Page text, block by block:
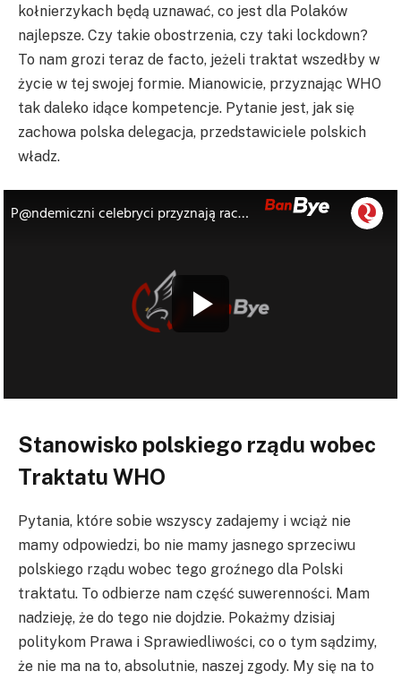
kołnierzykach będą uznawać, co jest dla Polaków
najlepsze. Czy takie obostrzenia, czy taki lockdown?
To nam grozi teraz de facto, jeżeli traktat wszedłby w
życie w tej swojej formie. Mianowicie, przyznając WHO
tak daleko idące kompetencje. Pytanie jest, jak się
zachowa polska delegacja, przedstawiciele polskich
władz.
Stanowisko polskiego rządu wobec
Traktatu WHO
Pytania, które sobie wszyscy zadajemy i wciąż nie
mamy odpowiedzi, bo nie mamy jasnego sprzeciwu
polskiego rządu wobec tego groźnego dla Polski
traktatu. To odbierze nam część suwerenności. Mam
nadzieję, że do tego nie dojdzie. Pokażmy dzisiaj
politykom Prawa i Sprawiedliwości, co o tym sądzimy,
że nie ma na to, absolutnie, naszej zgody. My się na to